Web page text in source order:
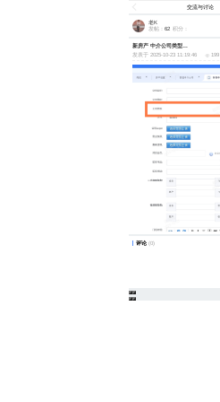
交流与讨论
老K
发帖：62 积分：
新房产 中介公司类型没有选项 没法创建
发表于 2025-10-23 11:19:46
199
评论 (0)